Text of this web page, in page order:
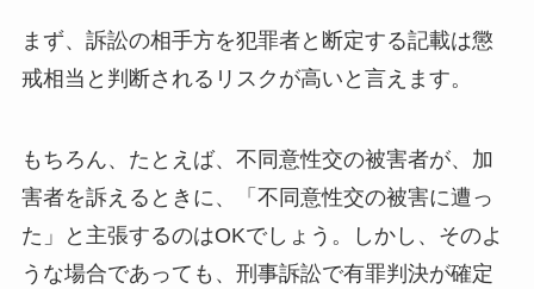
まず、訴訟の相手方を犯罪者と断定する記載は懲
戒相当と判断されるリスクが高いと言えます。
もちろん、たとえば、不同意性交の被害者が、加
害者を訴えるときに、「不同意性交の被害に遭っ
た」と主張するのはOKでしょう。しかし、そのよ
うな場合であっても、刑事訴訟で有罪判決が確定